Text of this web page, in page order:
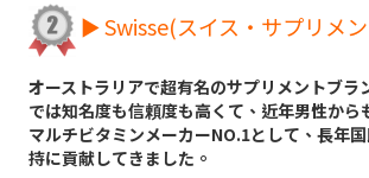
► Swisse(スイス・サプリメ
オーストラリアで超有名のサプリメントブ
では知名度も信頼度も高くて、近年男性から
マルチビタミンメーカーNO.1として、長年
持に貢献してきました。